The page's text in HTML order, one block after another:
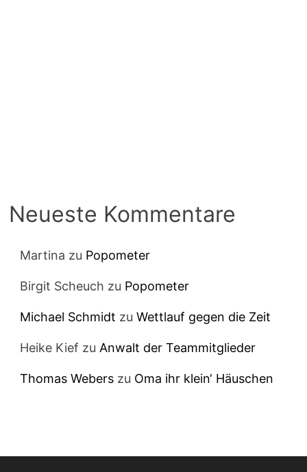
Neueste Kommentare
Martina zu Popometer
Birgit Scheuch zu Popometer
Michael Schmidt zuWettlauf gegen die Zeit
Heike Kief zu Anwalt der Teammitglieder
Thomas Webers zu Oma ihr klein‘ Häuschen